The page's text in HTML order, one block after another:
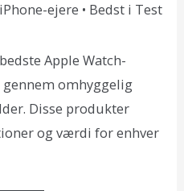
Apple Watch-
omhyggelig
Disse produkter
og værdi for enhver